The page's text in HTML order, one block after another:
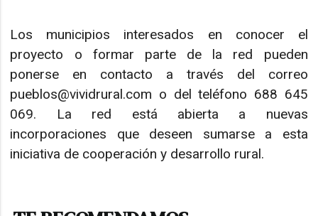
Los municipios interesados en conocer el
proyecto o formar parte de la red pueden
ponerse en contacto a través del correo
pueblos@vividrural.com o del teléfono 688 645
069. La red está abierta a nuevas
incorporaciones que deseen sumarse a esta
iniciativa de cooperación y desarrollo rural.